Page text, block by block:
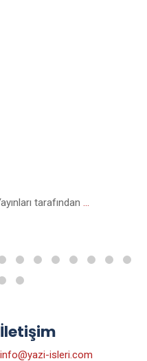
tarafından ...
İletişim
info@yazi-isleri.com